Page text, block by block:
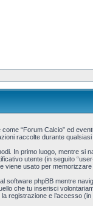
“Forum Calcio” ed
raccolte durante
In primo luogo, mentre si
utente (in seguito
viene usato per
software phpBB mentre
che tu inserisci
registrazione e l’accesso (in